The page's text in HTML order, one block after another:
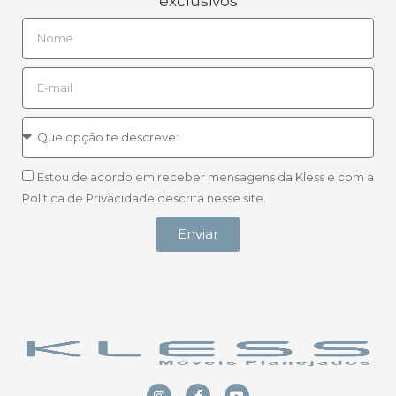
Estou de acordo em receber mensagens da Kless e com a
Política de Privacidade descrita nesse site.
Enviar